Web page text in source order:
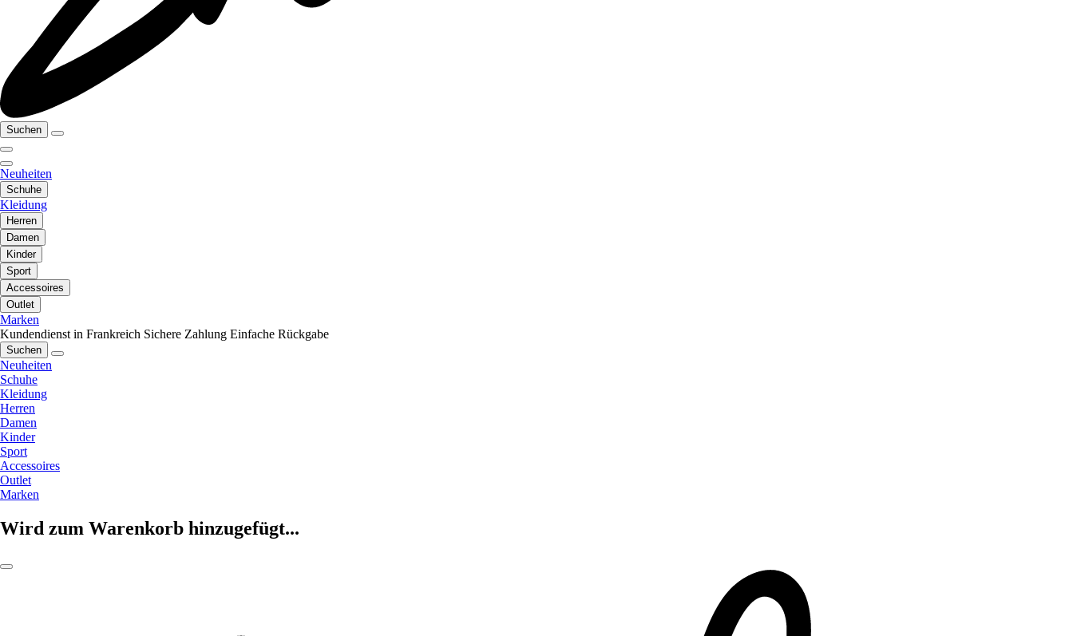
Suchen
Neuheiten
Schuhe
Kleidung
Herren
Damen
Kinder
Sport
Accessoires
Outlet
Marken
Kundendienst in Frankreich Sichere Zahlung Einfache Rückgabe
Suchen
Neuheiten
Schuhe
Kleidung
Herren
Damen
Kinder
Sport
Accessoires
Outlet
Marken
Wird zum Warenkorb hinzugefügt...